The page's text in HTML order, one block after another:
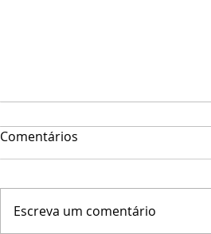
Comentários
Escreva um comentário